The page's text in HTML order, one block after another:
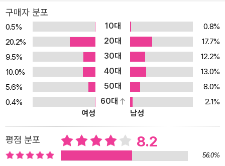
것이다. 아틀라스 역사 시리즈, 그 네 번째 책 『아틀라스 일본사』 사계
절출판사의 아틀라스 역사 시리즈는 기존의 시간에 한정된 역사 인식
을 지도를 통해 공간으로 확장하고자 한 야심찬 기획이자 명품 역사
교양서 시리즈다. 원고 집필부터 지도 개발, 도판 선정과 편집까지 총
4년에 가까운 시간이 투여된 『아틀라스 일본사』는 『아틀라스 한국
사』(2004), 『아틀라스 세계사』(2004), 『아틀라스 중국사』(2007)
에 이은 아틀라스 역사 시리즈의 네 번째 책이다. 아틀라스 역사 시리
즈는 출간 이후 역사서 출판의 새로운 트렌드를 만들어냈고, 여타 출
판사들도 이러한 흐름에 편승해 국내서와 번역서를 가리지 않고 텍스
트와 지도를 함께 엮은 책들을 출간했다. 『아틀라스 일본사』는 단지
일본사 개설서 수준을 넘어서 이미 출간된 『아틀라스 한국사』, 『아틀
라스 세계사』, 『아틀라스 중국사』와 함께 역사 학습과 이해의 새로운
구매자 분포
0.5% 10대
0.8%
20.2%
20대
17.7%
9.5%
30대
12.2%
10.0%
40대
13.0%
5.6%
50대
8.0%
0.4%
60대
2.1%
여성
남성
평점 분포 8.2
56.0%